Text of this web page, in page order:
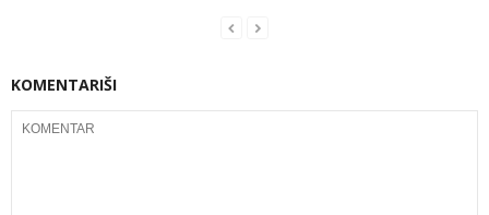
KOMENTARIŠI